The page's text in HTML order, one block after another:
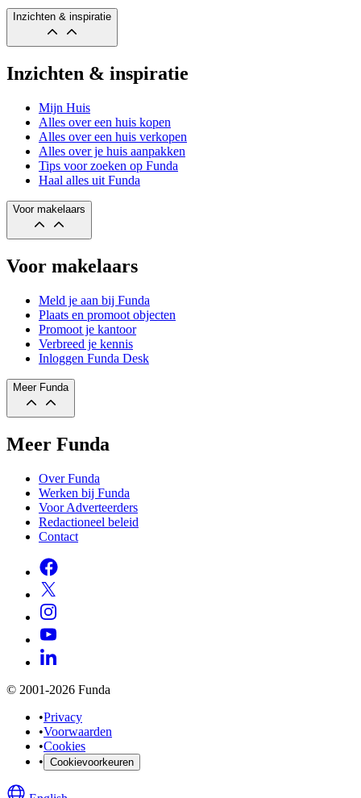
Inzichten & inspiratie
Inzichten & inspiratie
Mijn Huis
Alles over een huis kopen
Alles over een huis verkopen
Alles over je huis aanpakken
Tips voor zoeken op Funda
Haal alles uit Funda
Voor makelaars
Voor makelaars
Meld je aan bij Funda
Plaats en promoot objecten
Promoot je kantoor
Verbreed je kennis
Inloggen Funda Desk
Meer Funda
Meer Funda
Over Funda
Werken bij Funda
Voor Adverteerders
Redactioneel beleid
Contact
© 2001-2026 Funda
•Privacy
•Voorwaarden
•Cookies
• Cookievoorkeuren